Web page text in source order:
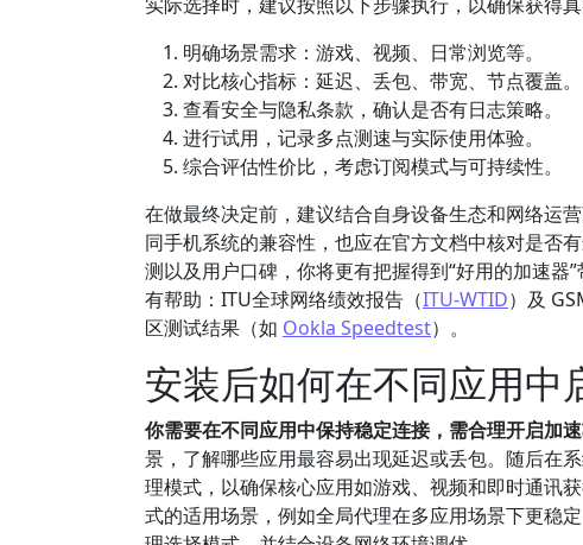
明确场景需求：游戏、视频、日常浏览等。
对比核心指标：延迟、丢包、带宽、节点覆盖。
查看安全与隐私条款，确认是否有日志策略。
进行试用，记录多点测速与实际使用体验。
综合评估性价比，考虑订阅模式与可持续性。
在做最终决定前，建议结合自身设备生态和网络运
同手机系统的兼容性，也应在官方文档中核对是否
测以及用户口碑，你将更有把握得到“好用的加速
有帮助：ITU全球网络绩效报告（ITU-WTID）及
区测试结果（如 Ookla Speedtest）。
安装后如何在不同应用中
你需要在不同应用中保持稳定连接，需合理开启加速
景，了解哪些应用最容易出现延迟或丢包。随后在
理模式，以确保核心应用如游戏、视频和即时通讯
式的适用场景，例如全局代理在多应用场景下更稳